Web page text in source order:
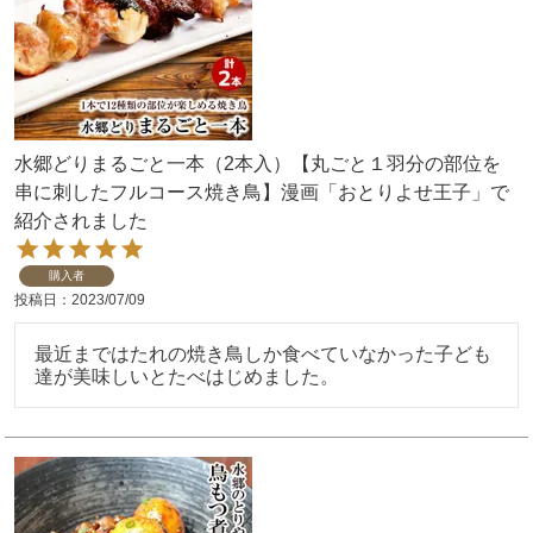
水郷どりまるごと一本（2本入）【丸ごと１羽分の部位を
串に刺したフルコース焼き鳥】漫画「おとりよせ王子」で
紹介されました
購入者
投稿日 2023/07/09
最近まではたれの焼き鳥しか食べていなかった子ども
達が美味しいとたべはじめました。